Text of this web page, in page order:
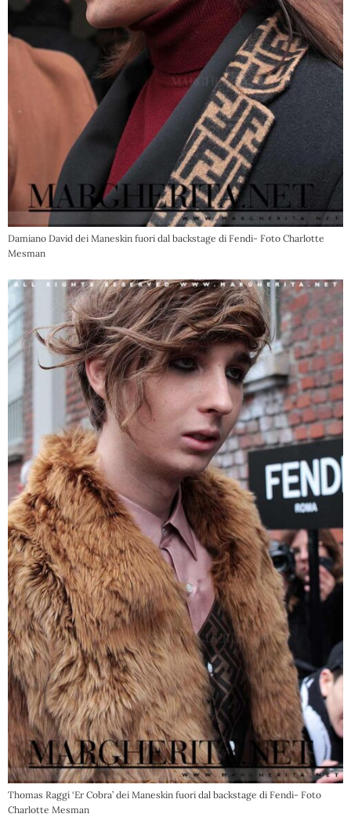
Damiano David dei Maneskin fuori dal backstage di Fendi- Foto Charlotte
Mesman
Thomas Raggi ‘Er Cobra’ dei Maneskin fuori dal backstage di Fendi- Foto
Charlotte Mesman